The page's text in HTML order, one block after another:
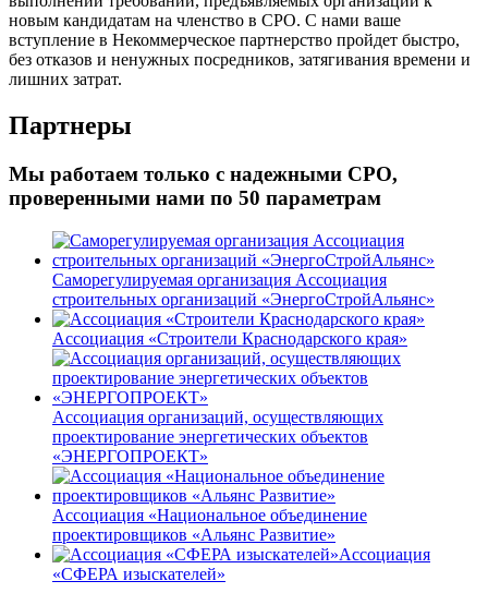
новым кандидатам на членство в СРО. С нами ваше
вступление в Некоммерческое партнерство пройдет быстро,
без отказов и ненужных посредников, затягивания времени и
лишних затрат.
Партнеры
Мы работаем только с надежными СРО,
проверенными нами по 50 параметрам
Саморегулируемая организация Ассоциация
строительных организаций «ЭнергоСтройАльянс»
Ассоциация «Строители Краснодарского края»
Ассоциация организаций, осуществляющих
проектирование энергетических объектов
«ЭНЕРГОПРОЕКТ»
Ассоциация «Национальное объединение
проектировщиков «Альянс Развитие»
Ассоциация
«СФЕРА изыскателей»